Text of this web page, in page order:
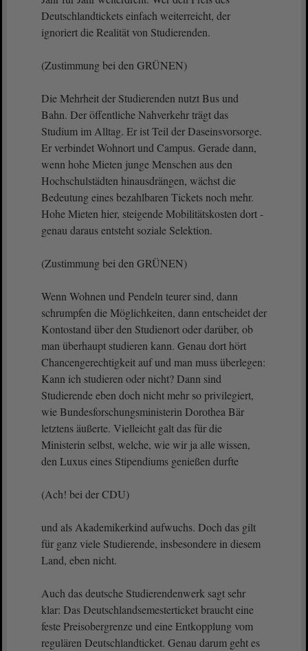
Deutschlandtickets einfach weiterreicht, der
ignoriert die Realität von Studierenden.
(Zustimmung bei den GRÜNEN)
Die Mehrheit der Studierenden nutzt Bus und
Bahn. Der öffentliche Nahverkehr trägt das
Studium im Alltag. Er ist Teil der Daseinsvorsorge.
Er verbindet Wohnort und Campus. Gerade dann,
wenn hohe Mieten junge Menschen aus den
Hochschulstädten hinausdrängen, wächst die
Bedeutung eines bezahlbaren Tickets noch mehr.
Hohe Mieten hier, steigende Mobilitätskosten dort -
genau daraus entsteht soziale Selektion.
(Zustimmung bei den GRÜNEN)
Wenn Wohnen und Pendeln teurer sind, dann
schrumpfen die Möglichkeiten, dann entscheidet der
Kontostand über den Studienort oder darüber, ob
man überhaupt studieren kann. Genau dort hört
Chancengerechtigkeit auf und man muss überlegen:
Kann ich studieren oder nicht? Dann sind
Studierende eben doch nicht mehr so privilegiert,
wie Bundesforschungsministerin Dorothea Bär
letztens äußerte. Vielleicht galt das für die
Ministerin selbst, welche, wie wir ja alle wissen,
den Luxus eines Stipendiums genießen durfte
(Ach! bei der CDU)
und als Akademikerkind aufwuchs. Doch das gilt
für ganz viele Studierende, insbesondere in diesem
Land, eben nicht.
Auch das deutsche Studierendenwerk sagt sehr
klar: Das Deutschlandsemesterticket braucht eine
feste Preisobergrenze und eine Entkopplung vom
regulären Deutschlandticket. Genau darum geht es